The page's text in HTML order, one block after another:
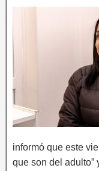
informó que este
que son del adulto”